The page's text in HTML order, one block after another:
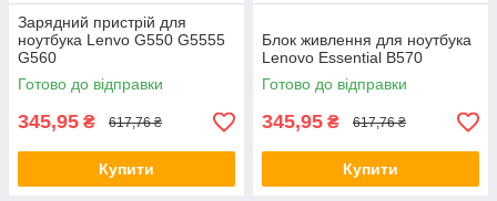
Зарядний пристрій для
ноутбука Lenvo G550 G5555
G560
Готово до відправки
345,95 ₴ 617,76 ₴
Купити
Блок живлення для ноутбука
Lenovo Essential B570
Готово до відправки
345,95 ₴ 617,76 ₴
Купити